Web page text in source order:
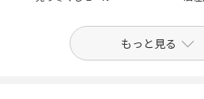
もっと見る